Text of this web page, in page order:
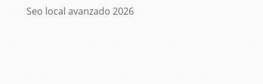
Seo local avanzado 2026